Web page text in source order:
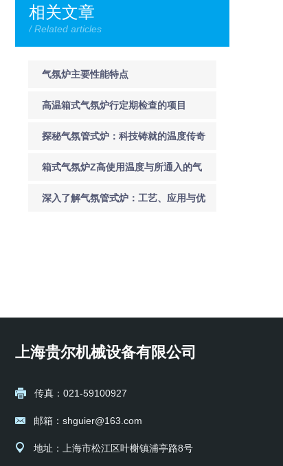
相关文章
/ Related articles
气氛炉主要性能特点
高温箱式气氛炉行定期检查的项目
探秘气氛管式炉：科技铸就的温度传奇
箱式气氛炉Z高使用温度与所通入的气
氛的关系
深入了解气氛管式炉：工艺、应用与优
上海贵尔机械设备有限公司
传真：021-59100927
邮箱：shguier@163.com
地址：上海市松江区叶榭镇浦亭路8号